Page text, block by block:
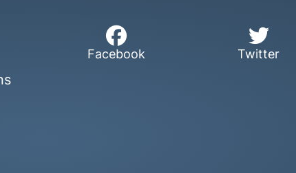
Facebook Twitter